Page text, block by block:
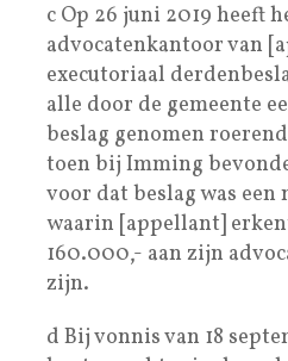
c Op 26 juni 2019 heeft
advocatenkantoor van
executoriaal
alle door de gemeente
beslag genomen
toen bij Imming
voor dat beslag was
waarin [appellant]
160.000,- aan zijn
zijn.
d Bij vonnis van 18